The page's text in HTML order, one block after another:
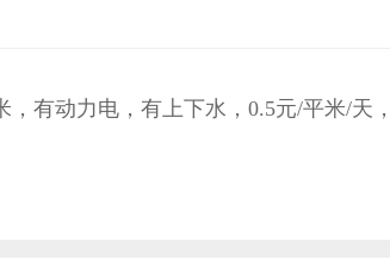
有动力电，有上下水，0.5元/平米/天